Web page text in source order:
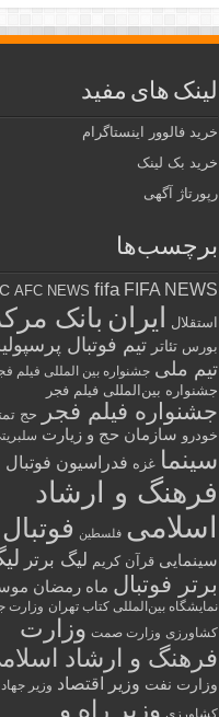
لینک های مفید
خرید فالوور اینستاگرام
خرید بک لینک
رپورتاژ آگهی
برچسب‌ها
AFC NEWS fifa FIFA NEWS
استقلال ایران بانک
بورس تئاتر تیم فوتبال
تیم ملی جشنواره بین المللی فیلم
جشنواره بین‌المللی فیلم فجر
جشنواره فیلم فجر
حج
خودرو سازمان حج و زیارت
سینما غزه فدراسیون فوتبال
فرهنگ و ارشاد
اسلامی فلسطین فوتبال
سینمایی قرآن کریم لیگ برتر
برتر فوتبال ماه رمضان
نمایشگاه بین‌المللی کتاب تهران وزارت
کشاورزی وزارت صمت وزارت
فرهنگ و ارشاد
وزارت نفت وزیر اقتصاد وزیر جهاد
کشاورزی وزیر راه و